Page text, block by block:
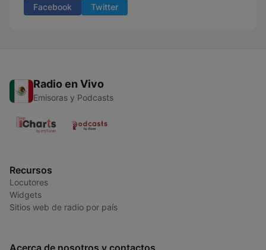
Facebook Twitter
Radio en Vivo
Emisoras y Podcasts
Recursos
Locutores
Widgets
Sitios web de radio por país
Acerca de nosotros y contactos